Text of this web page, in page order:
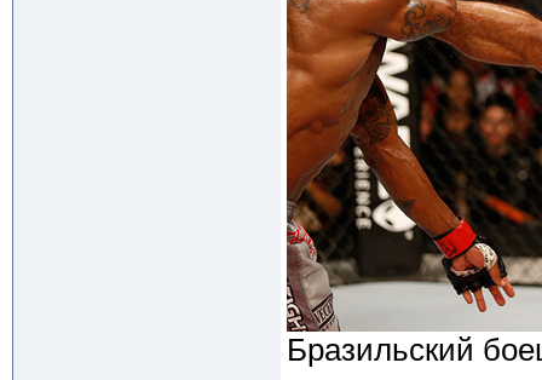
Бразильский